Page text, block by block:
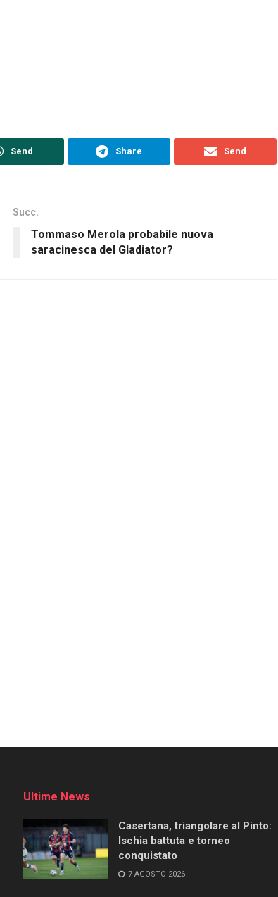
Send Share Send
Succ.
Tommaso Merola probabile nuova
saracinesca del Gladiator?
Ultime News
Casertana, triangolare al Pinto:
Ischia battuta e torneo
conquistato
7 AGOSTO 2026